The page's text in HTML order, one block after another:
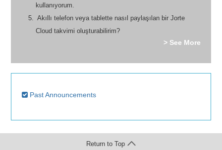
kullanıyorum.
Akıllı telefon veya tablette nasıl paylaşılan bir Jorte
Cloud takvimi oluşturabilirim?
> See More
Past Announcements
Return to Top